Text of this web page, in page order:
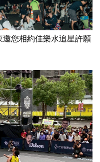
您相約佳樂水追星許願